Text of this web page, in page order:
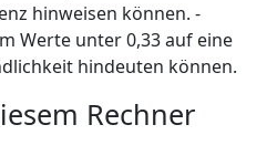
hinweisen können. -
Werte unter 0,33 auf eine
hindeuten können.
Rechner